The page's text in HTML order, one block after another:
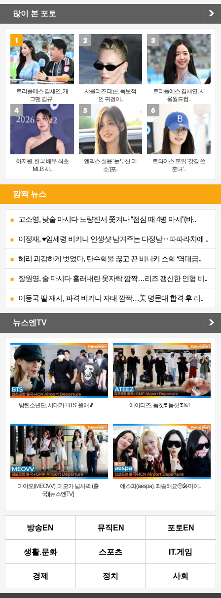
많이 본 포토
트리플에스 김채연, 개
그맨 김규..
샤를리즈 테론, 독보적
인 귀걸이..
트리플에스 김채연, 서
울월드컵..
하지원, 한국 배우 최초
MLB 시..
엔믹스 설윤 ‘눈부신 미
소’[포..
트와이스 쯔위 ‘갓경 쓴
훈녀’..
깜짝 뉴스
고소영, 낮술 마시다 노량진서 쫓겨나 “점심 때 4병 마셔”(바..
이정재, ♥임세령 비키니 인생샷 남겨주는 다정남‥파파라치에 ..
혜리 과감하게 벗었다, 탄수화물 끊고 끈 비니키 소화 ‘역대급..
장원영, 술 마시다 흘러내린 옷자락 깜짝…리즈 갱신한 인형 비..
이동국 딸 재시, 파격 비키니 자태 깜짝…美 명문대 합격 후 리..
뉴스엔TV
방탄소년단, 시대가 ‘BTS’ 원해🎵 .. 에이티즈, 둠칫❣️ 둠칫❣&#..
미야오(MEOVV), 미모가 넘사벽 (출
국)[뉴스엔TV]
에스파(aespa), 죄송해요🥺🎤마이..
방송EN 뮤직EN 포토EN
생활.문화 스포츠 IT.게임
경제 정치 사회